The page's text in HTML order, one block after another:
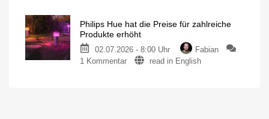
Podcast
die
Geschichte
Philips Hue hat die Preise für zahlreiche
Produkte erhöht
02.07.2026 - 8:00 Uhr
Fabian
1 Kommentarzu
read in English